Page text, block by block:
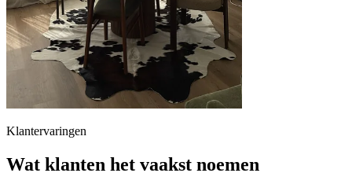
Klantervaringen
Wat klanten het vaakst noemen